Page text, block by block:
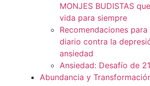
MONJES BUDISTAS
vida para siempre
Recomendaciones
diario contra la
ansiedad
Ansiedad: Desafío de
Abundancia y